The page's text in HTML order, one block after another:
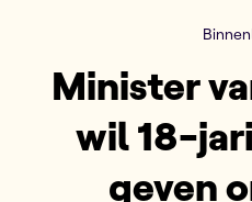
Minister
wil 18-
geven